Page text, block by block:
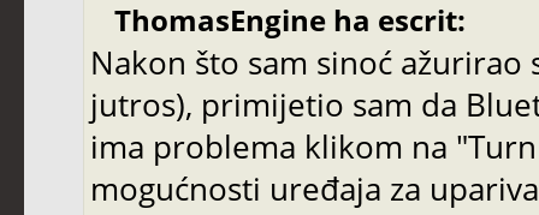
ThomasEngine ha escrit:
Nakon što sam sinoć
jutros), primijetio sam da
ima problema klikom na
mogućnosti uređaja za